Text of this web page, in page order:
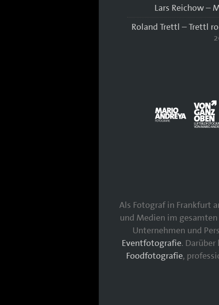
Lars Reichow –
Roland Trettl – Trettl
Als Fotograf in Frankfurt
und Medien im
Unternehmen und
Eventfotografie.
Foodfotografie,